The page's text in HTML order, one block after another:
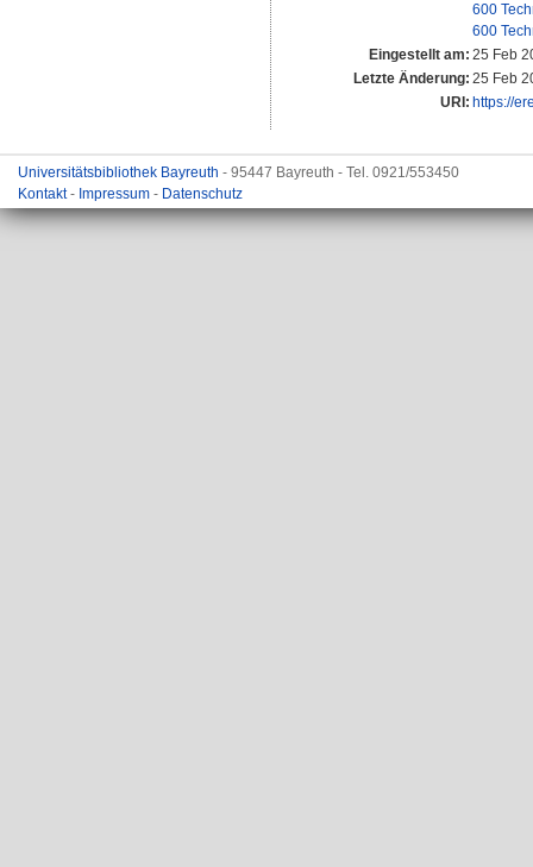
600
600
Eingestellt am: 25 Feb
Letzte Änderung: 25 Feb
URI: https://
Universitätsbibliothek Bayreuth - 95447 Bayreuth - Tel. 0921/553450
Kontakt- Impressum - Datenschutz